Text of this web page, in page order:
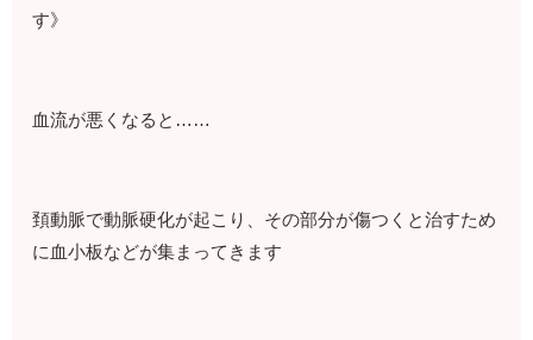
す》
血流が悪くなると……
頚動脈で動脈硬化が起こり、その部分が傷つくと治すため
に血小板などが集まってきます